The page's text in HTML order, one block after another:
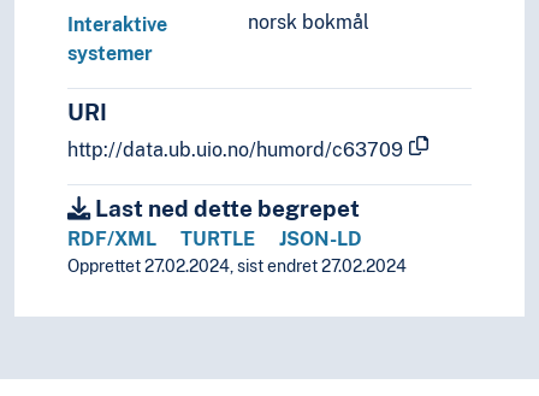
norsk bokmål
Interaktive
systemer
URI
http://data.ub.uio.no/humord/c63709
Last ned dette begrepet
RDF/XML TURTLE JSON-LD
Opprettet 27.02.2024, sist endret 27.02.2024